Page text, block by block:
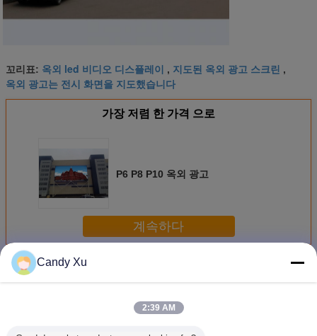
꼬리표: 옥외 led 비디오 디스플레이 , 지도된 옥외 광고 스크린 ,
옥외 광고는 전시 화면을 지도했습니다
가장 저렴 한 가격 으로
P6 P8 P10 옥외 광고
계속하다
더 많은 것Led 광고 디스플레이
Candy Xu
2:39 AM